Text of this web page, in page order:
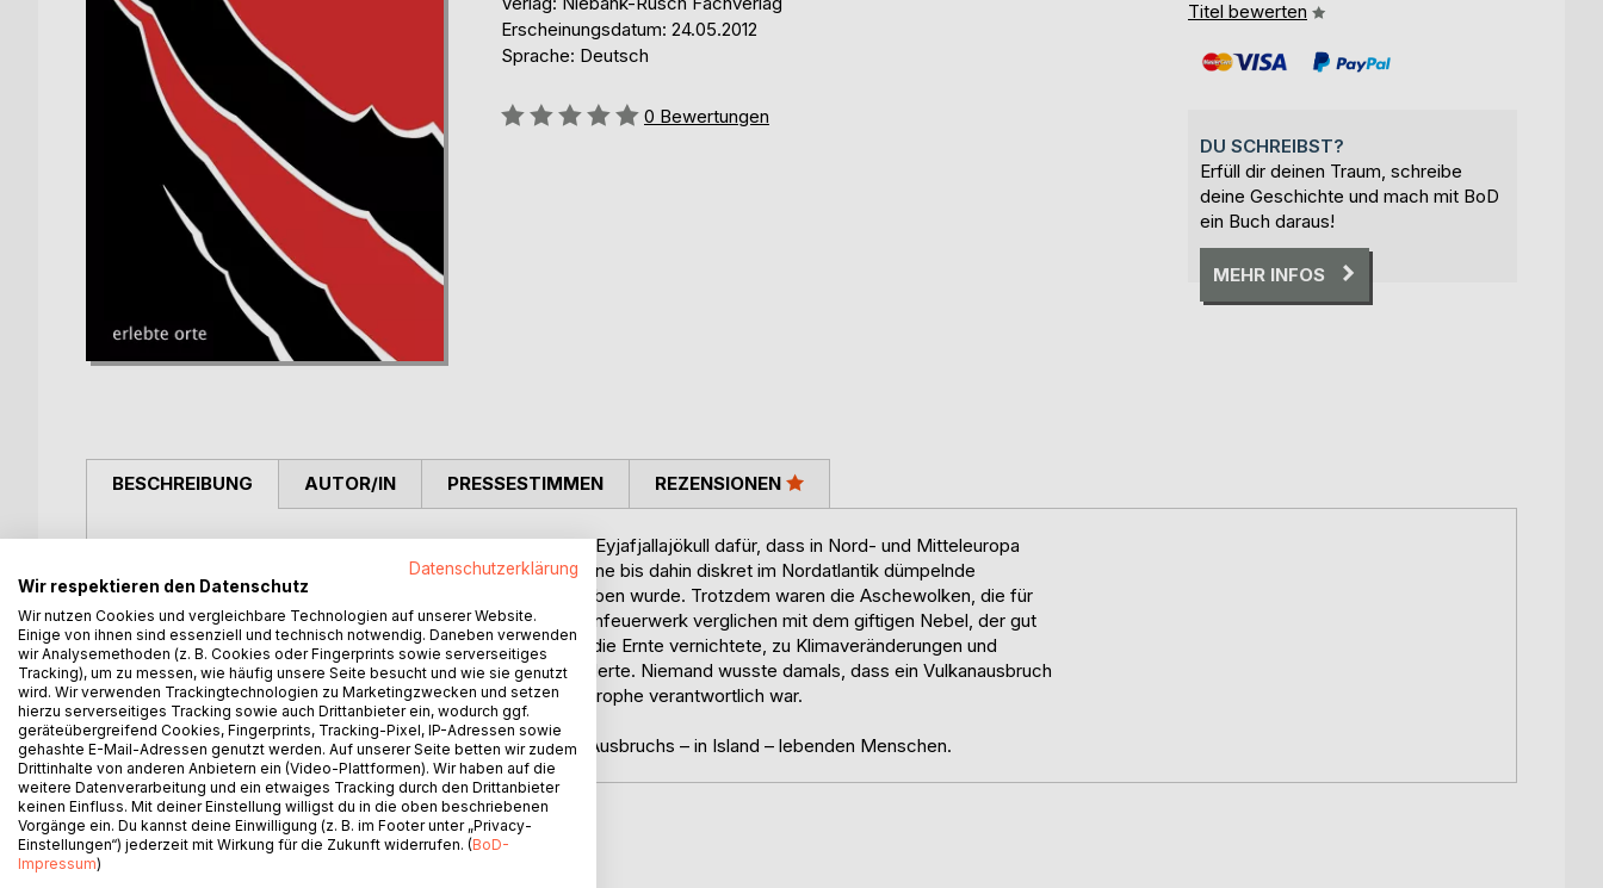
Erscheinungsdatum: 24.05.2012
Sprache: Deutsch
Bewertung::
0 Bewertungen
Titel bewerten
DU SCHREIBST?
Erfüll dir deinen Traum, schreibe
deine Geschichte und mach mit BoD
ein Buch daraus!
MEHR INFOS
BESCHREIBUNG
Im April 2010 sorgte der Ausbruch des Vulkans unter dem Eyjafjallajökull dafür, dass in Nord- und Mitteleuropa
Tausende von Flügen ausfielen und für wenige Wochen eine bis dahin diskret im Nordatlantik dümpelnde
Inselrepublik in das Zentrum medialen Interesses verschoben wurde. Trotzdem waren die Aschewolken, die für
kurze Zeit die technisierte Welt in Atem hielten, nur Bühnenfeuerwerk verglichen mit dem giftigen Nebel, der gut
zwei Jahrhunderte zuvor Europa für Monate verdunkelte, die Ernte vernichtete, zu Klimaveränderungen und
Hungersnöten führte und zigtausend Menschenleben forderte. Niemand wusste damals, dass ein Vulkanausbruch
auf einer tausend Kilometer entfernten Insel für die Katastrophe verantwortlich war.
Dieser Roman beschreibt die Schicksale der am Ort des Ausbruchs – in Island – lebenden Menschen.
AUTOR/IN PRESSESTIMMEN REZENSIONEN
WEITERE TITEL BEIBoD
Datenschutzerklärung
Wir respektieren den Datenschutz
Wir nutzen Cookies und vergleichbare Technologien auf unserer Website.
Einige von ihnen sind essenziell und technisch notwendig. Daneben verwenden
wir Analysemethoden (z. B. Cookies oder Fingerprints sowie serverseitiges
Tracking), um zu messen, wie häufig unsere Seite besucht und wie sie genutzt
wird. Wir verwenden Trackingtechnologien zu Marketingzwecken und setzen
hierzu serverseitiges Tracking sowie auch Drittanbieter ein, wodurch ggf.
geräteübergreifend Cookies, Fingerprints, Tracking-Pixel, IP-Adressen sowie
gehashte E-Mail-Adressen genutzt werden. Auf unserer Seite betten wir zudem
Drittinhalte von anderen Anbietern ein (Video-Plattformen). Wir haben auf die
weitere Datenverarbeitung und ein etwaiges Tracking durch den Drittanbieter
keinen Einfluss. Mit deiner Einstellung willigst du in die oben beschriebenen
Vorgänge ein. Du kannst deine Einwilligung (z. B. im Footer unter „Privacy-
Einstellungen“) jederzeit mit Wirkung für die Zukunft widerrufen. (BoD-
Impressum)